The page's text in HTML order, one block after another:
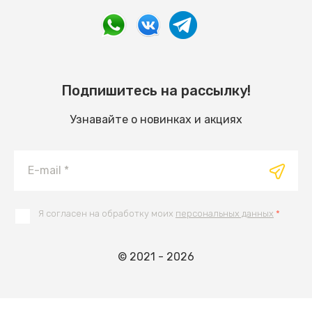
© 2021 - 2026
Подпишитесь на рассылку!
Узнавайте о новинках и акциях
Я согласен на обработку моих персональных данных *